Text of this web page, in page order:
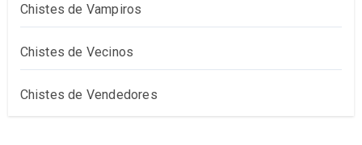
Chistes de Vampiros
Chistes de Vecinos
Chistes de Vendedores